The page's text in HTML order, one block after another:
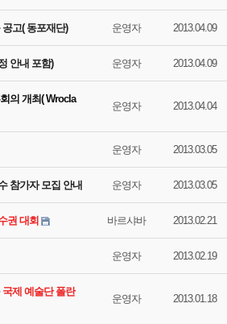
고( 동포재단) 운영자 2013.04.09
안내 포함) 운영자 2013.04.09
의 개최( Wrocla
운영자 2013.04.04
운영자 2013.03.05
참가자 모집 안내 운영자 2013.03.05
권 대회 바르샤바 2013.02.21
운영자 2013.02.19
제 예술단 폴란
운영자 2013.01.18